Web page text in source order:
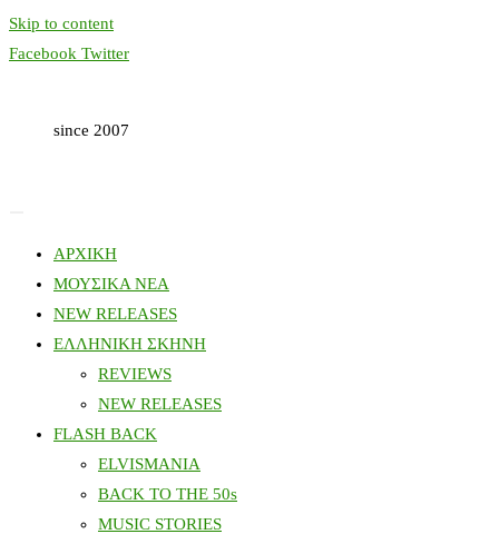
Skip to content
Facebook Twitter
since 2007
ΑΡΧΙΚΗ
ΜΟΥΣΙΚΑ ΝΕΑ
NEW RELEASES
ΕΛΛΗΝΙΚΗ ΣΚΗΝΗ
REVIEWS
NEW RELEASES
FLASH BACK
ELVISMANIA
BACK TO THE 50s
MUSIC STORIES